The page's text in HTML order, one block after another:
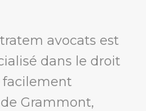
avocats est
dans le droit
facilement
Grammont,